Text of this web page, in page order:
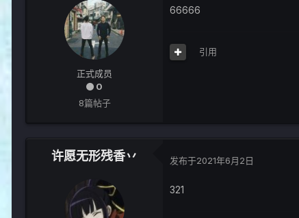
正式成员
0
8篇帖子
66666
引用
许愿无形残香丷 发布于2021年6月2日
321